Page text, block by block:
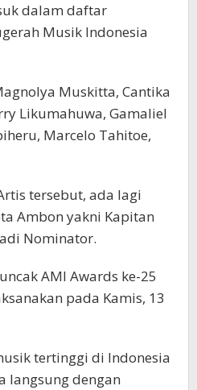
dalam daftar
Musik Indonesia
Muskitta, Cantika
Likumahuwa, Gamaliel
Marcelo Tahitoe,
tersebut, ada lagi
Ambon yakni Kapitan
Nominator.
AMI Awards ke-25
pada Kamis, 13
tertinggi di Indonesia
langsung dengan